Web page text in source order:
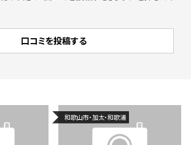
和歌山市・加太・和歌浦